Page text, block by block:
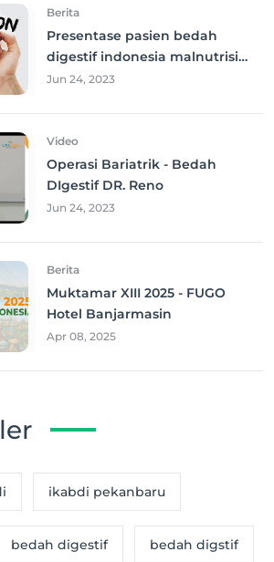
Berita
Presentase pasien bedah
digestif indonesia malnutrisi
cukup tinggi
Jun 24, 2023
Video
Operasi Bariatrik - Bedah
DIgestif DR. Reno
Jun 24, 2023
Berita
Muktamar XIII 2025 - FUGO
Hotel Banjarmasin
Apr 08, 2025
ikabdi pekanbaru
bedah digestif bedah digstif